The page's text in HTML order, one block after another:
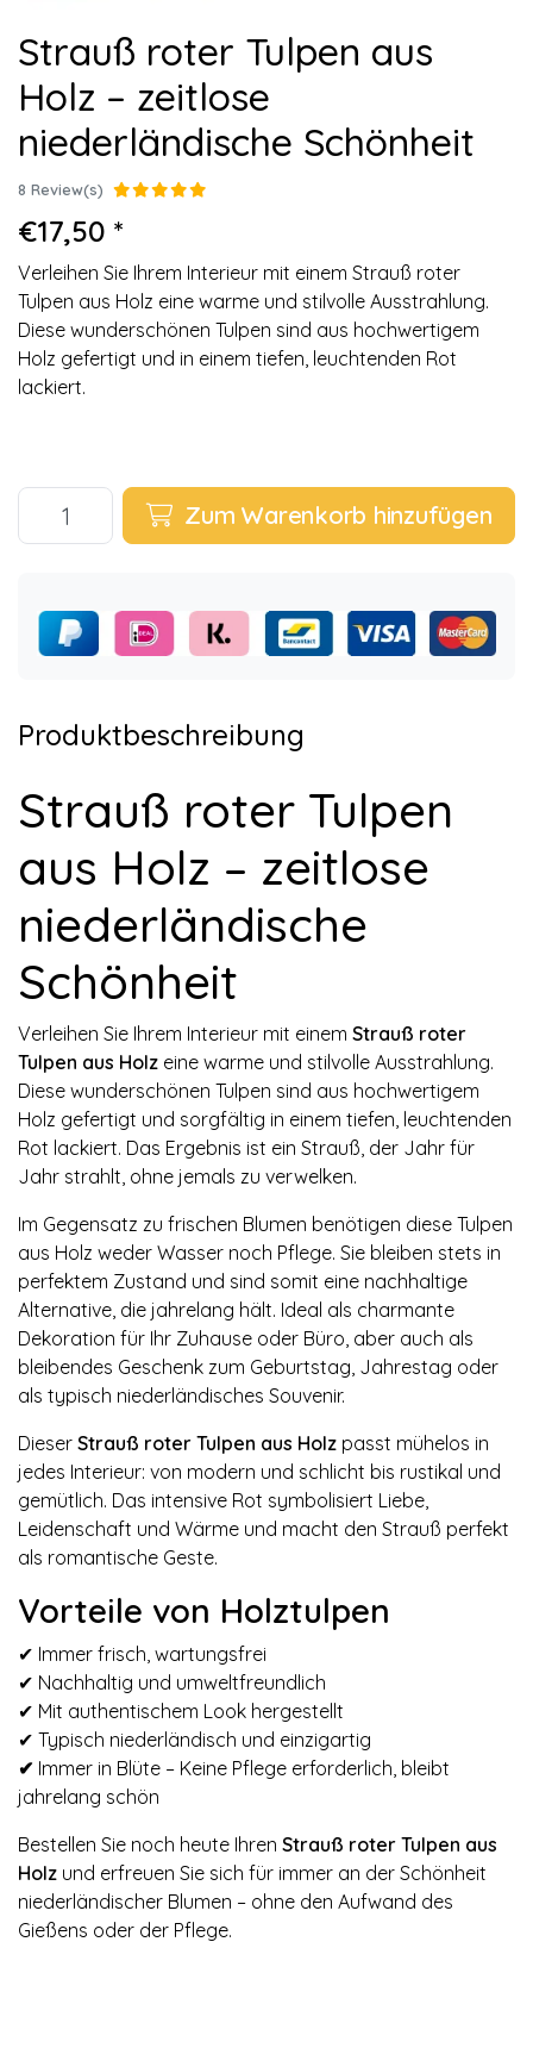
Strauß roter Tulpen aus
Holz – zeitlose
niederländische Schönheit
8 Review(s)
€17,50 *
Verleihen Sie Ihrem Interieur mit einem Strauß roter
Tulpen aus Holz eine warme und stilvolle Ausstrahlung.
Diese wunderschönen Tulpen sind aus hochwertigem
Holz gefertigt und in einem tiefen, leuchtenden Rot
lackiert.
Zum Warenkorb hinzufügen
Produktbeschreibung
Strauß roter Tulpen
aus Holz – zeitlose
niederländische
Schönheit
Verleihen Sie Ihrem Interieur mit einem Strauß roter
Tulpen aus Holz eine warme und stilvolle Ausstrahlung.
Diese wunderschönen Tulpen sind aus hochwertigem
Holz gefertigt und sorgfältig in einem tiefen, leuchtenden
Rot lackiert. Das Ergebnis ist ein Strauß, der Jahr für
Jahr strahlt, ohne jemals zu verwelken.
Im Gegensatz zu frischen Blumen benötigen diese Tulpen
aus Holz weder Wasser noch Pflege. Sie bleiben stets in
perfektem Zustand und sind somit eine nachhaltige
Alternative, die jahrelang hält. Ideal als charmante
Dekoration für Ihr Zuhause oder Büro, aber auch als
bleibendes Geschenk zum Geburtstag, Jahrestag oder
als typisch niederländisches Souvenir.
Dieser Strauß roter Tulpen aus Holz passt mühelos in
jedes Interieur: von modern und schlicht bis rustikal und
gemütlich. Das intensive Rot symbolisiert Liebe,
Leidenschaft und Wärme und macht den Strauß perfekt
als romantische Geste.
Vorteile von Holztulpen
✔ Immer frisch, wartungsfrei
✔ Nachhaltig und umweltfreundlich
✔ Mit authentischem Look hergestellt
✔ Typisch niederländisch und einzigartig
✔ Immer in Blüte – Keine Pflege erforderlich, bleibt
jahrelang schön
Bestellen Sie noch heute Ihren Strauß roter Tulpen aus
Holz und erfreuen Sie sich für immer an der Schönheit
niederländischer Blumen – ohne den Aufwand des
Gießens oder der Pflege.